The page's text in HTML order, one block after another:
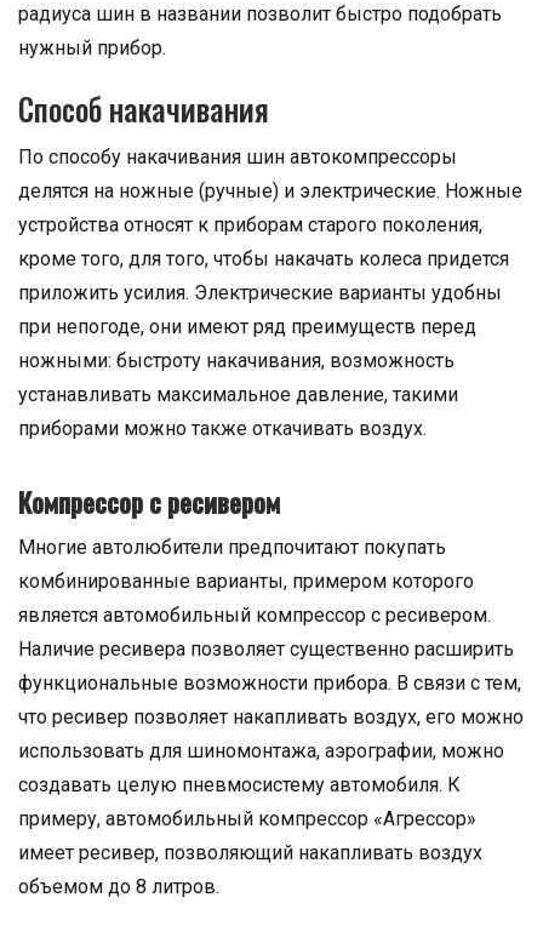
радиуса шин в названии позволит быстро подобрать
нужный прибор.
Способ накачивания
По способу накачивания шин автокомпрессоры
делятся на ножные (ручные) и электрические. Ножные
устройства относят к приборам старого поколения,
кроме того, для того, чтобы накачать колеса придется
приложить усилия. Электрические варианты удобны
при непогоде, они имеют ряд преимуществ перед
ножными: быстроту накачивания, возможность
устанавливать максимальное давление, такими
приборами можно также откачивать воздух.
Компрессор с ресивером
Многие автолюбители предпочитают покупать
комбинированные варианты, примером которого
является автомобильный компрессор с ресивером.
Наличие ресивера позволяет существенно расширить
функциональные возможности прибора. В связи с тем,
что ресивер позволяет накапливать воздух, его можно
использовать для шиномонтажа, аэрографии, можно
создавать целую пневмосистему автомобиля. К
примеру, автомобильный компрессор «Агрессор»
имеет ресивер, позволяющий накапливать воздух
объемом до 8 литров.